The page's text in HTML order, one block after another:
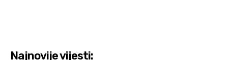
Najnovije vijesti: